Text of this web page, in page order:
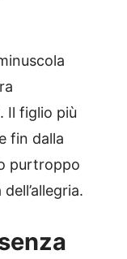
Il figlio più
fin dalla
purtroppo